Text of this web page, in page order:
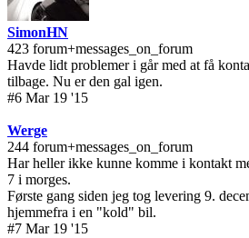
SimonHN
423 forum+messages_on_forum
Havde lidt problemer i går med at få
tilbage. Nu er den gal igen.
#6 Mar 19 '15
Werge
244 forum+messages_on_forum
Har heller ikke kunne komme i kontakt
7 i morges.
Første gang siden jeg tog levering 9.
hjemmefra i en "kold" bil.
#7 Mar 19 '15